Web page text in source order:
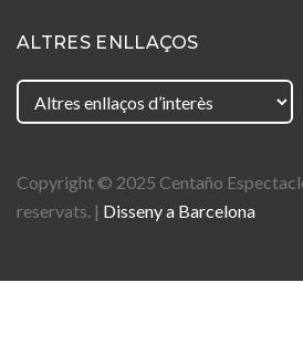
ALTRES ENLLAÇOS
Copyright © 2025 Centaño
reservats. | Disseny a Barcelona